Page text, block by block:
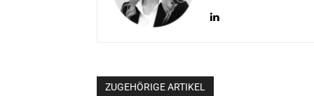
ZUGEHÖRIGE ARTIKEL